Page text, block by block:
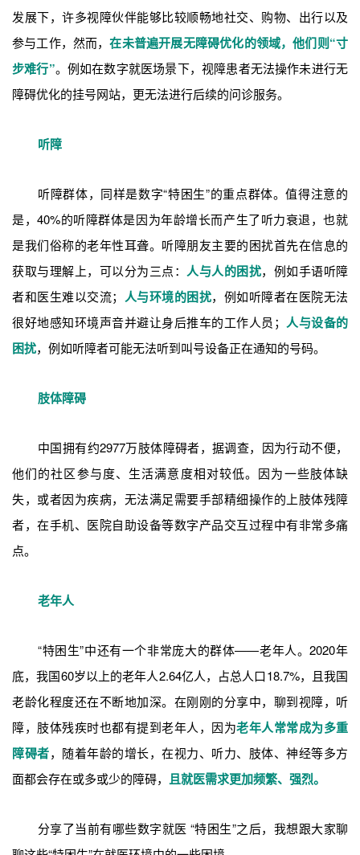
发展下，许多视障伙伴能够比较顺畅地社交、购物、出行以及
参与工作，然而，在未普遍开展无障碍优化的领域，他们则“寸
步难行”。例如在数字就医场景下，视障患者无法操作未进行无
障碍优化的挂号网站，更无法进行后续的问诊服务。
听障
听障群体，同样是数字“特困生”的重点群体。值得注意的
是，40%的听障群体是因为年龄增长而产生了听力衰退，也就
是我们俗称的老年性耳聋。听障朋友主要的困扰首先在信息的
获取与理解上，可以分为三点： 人与人的困扰，例如手语听障
者和医生难以交流； 人与环境的困扰，例如听障者在医院无法
很好地感知环境声音并避让身后推车的工作人员； 人与设备的
困扰，例如听障者可能无法听到叫号设备正在通知的号码。
肢体障碍
中国拥有约2977万肢体障碍者，据调查，因为行动不便，
他们的社区参与度、生活满意度相对较低。因为一些肢体缺
失，或者因为疾病，无法满足需要手部精细操作的上肢体残障
者，在手机、医院自助设备等数字产品交互过程中有非常多痛
点。
老年人
“特困生”中还有一个非常庞大的群体——老年人。2020年
底，我国60岁以上的老年人2.64亿人，占总人口18.7%，且我国
老龄化程度还在不断地加深。在刚刚的分享中，聊到视障，听
障，肢体残疾时也都有提到老年人，因为老年人常常成为多重
障碍者，随着年龄的增长，在视力、听力、肢体、神经等多方
面都会存在或多或少的障碍， 且就医需求更加频繁、强烈。
分享了当前有哪些数字就医 “特困生”之后，我想跟大家聊